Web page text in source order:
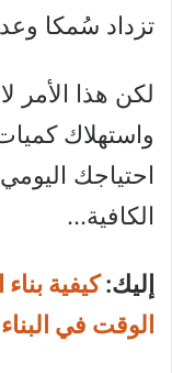
تزداد سُمكا
لكن هذا الأمر لا
واستهلاك
احتياجك
الكافية…
إليك:كيفية
الوقت في